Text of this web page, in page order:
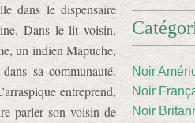
dans le dispensaire
Dans le lit voisin,
un indien Mapuche,
sa communauté.
entreprend,
parler son voisin de
Noir
Noir
Noir